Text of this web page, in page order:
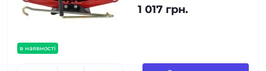
в наявності
1 017 грн.